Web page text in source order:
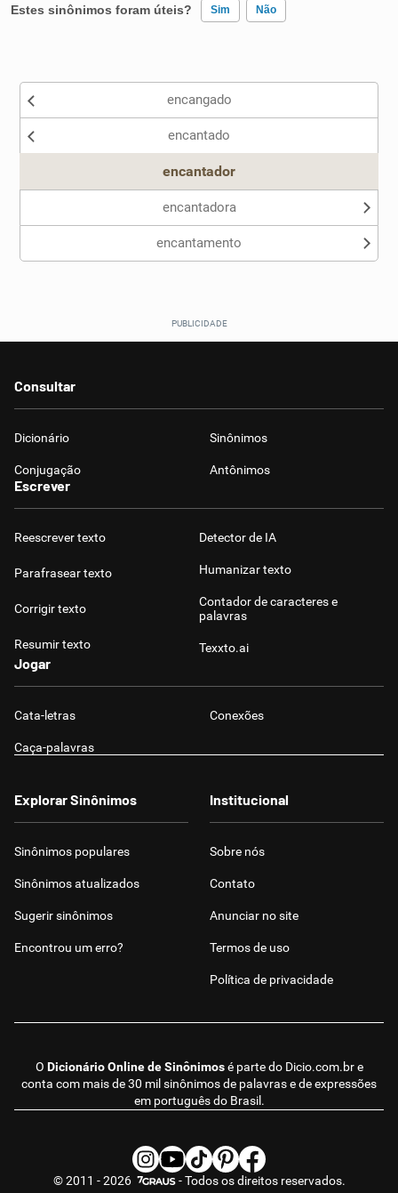
Estes sinônimos foram úteis? Sim Não
Nenhum dos sinônimos apresentados me ajudou
encangado
encantado
encantador
encantadora
encantamento
Consultar
Dicionário Sinônimos
Conjugação Antônimos
Escrever
Reescrever texto
Parafrasear texto
Corrigir texto
Resumir texto
Detector de IA
Humanizar texto
Contador de caracteres e
palavras
Texxto.ai
Jogar
Cata-letras Conexões
Caça-palavras
O Dicionário Online de Sinônimosé parte do Dicio.com.bre
conta com mais de 30 mil sinônimos de palavras e de expressões
em português do Brasil.
Explorar Sinônimos
Sinônimos populares
Sinônimos atualizados
Sugerir sinônimos
Encontrou um erro?
Institucional
Sobre nós
Contato
Anunciar no site
Termos de uso
Política de privacidade
© 2011 - 2026 - Todos os direitos reservados.